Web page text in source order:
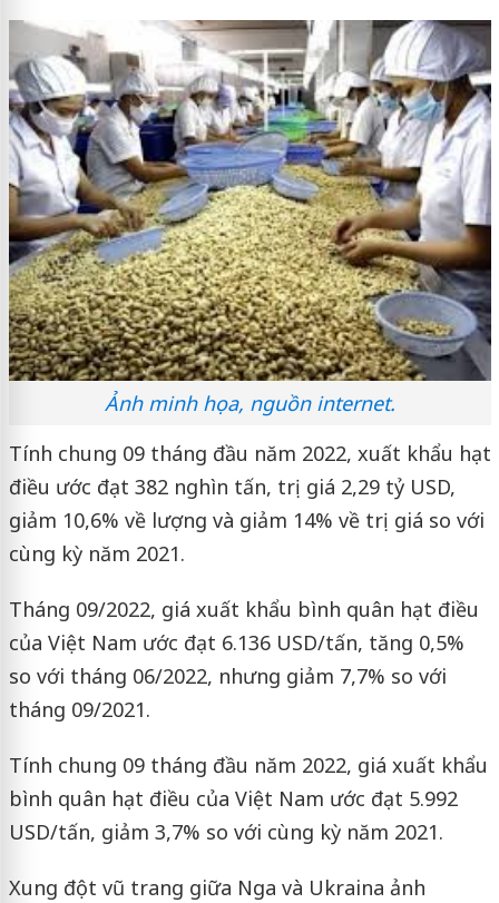
Ảnh minh họa, nguồn internet.
Tính chung 09 tháng đầu năm 2022, xuất khẩu hạt
điều ước đạt 382 nghìn tấn, trị giá 2,29 tỷ USD,
giảm 10,6% về lượng và giảm 14% về trị giá so với
cùng kỳ năm 2021.
Tháng 09/2022, giá xuất khẩu bình quân hạt điều
của Việt Nam ước đạt 6.136 USD/tấn, tăng 0,5%
so với tháng 06/2022, nhưng giảm 7,7% so với
tháng 09/2021.
Tính chung 09 tháng đầu năm 2022, giá xuất khẩu
bình quân hạt điều của Việt Nam ước đạt 5.992
USD/tấn, giảm 3,7% so với cùng kỳ năm 2021.
Xung đột vũ trang giữa Nga và Ukraina ảnh